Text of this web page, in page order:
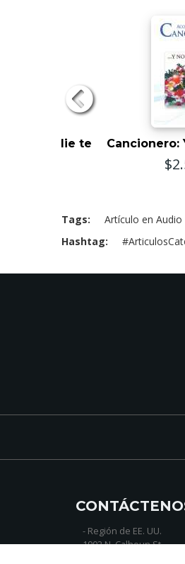
nadie te
Cancionero:
Tags Artículo en Audio
Hashtag
- Región de EE. UU.
1902 N. Calhoun St